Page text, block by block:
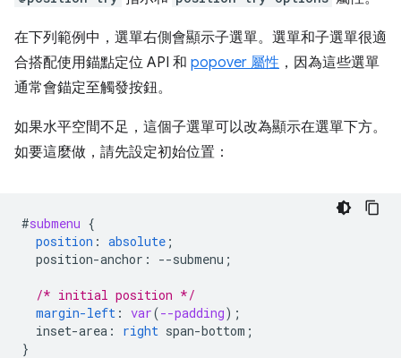
在下列範例中，選單右側會顯示子選單。選單和子選單很適
合搭配使用錨點定位 API 和 popover 屬性 ，因為這些選單
通常會錨定至觸發按鈕。
如果水平空間不足，這個子選單可以改為顯示在選單下方。
如要這麼做，請先設定初始位置：
#submenu {
position : absolute ;
position-anchor : --submenu ;
/* initial position */
margin-left : var(--padding);
inset-area : right span-bottom ;
}